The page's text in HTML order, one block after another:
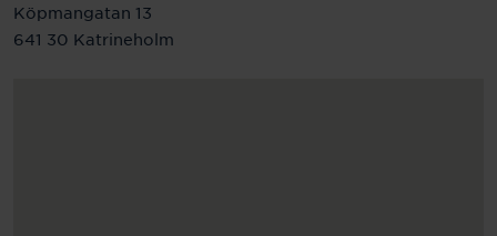
Köpmangatan 13
641 30 Katrineholm